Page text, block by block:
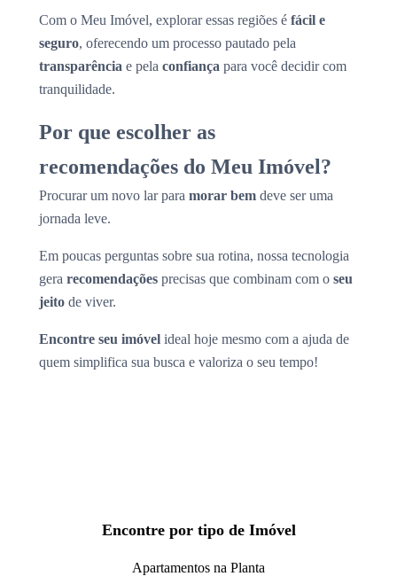
Com o Meu Imóvel, explorar essas regiões é fácil e
seguro, oferecendo um processo pautado pela
transparência e pela confiança para você decidir com
tranquilidade.
Por que escolher as
recomendações do Meu Imóvel?
Procurar um novo lar para morar bem deve ser uma
jornada leve.
Em poucas perguntas sobre sua rotina, nossa tecnologia
gera recomendações precisas que combinam com o seu
jeito de viver.
Encontre seu imóvel ideal hoje mesmo com a ajuda de
quem simplifica sua busca e valoriza o seu tempo!
Encontre por tipo de Imóvel
Apartamentos na Planta